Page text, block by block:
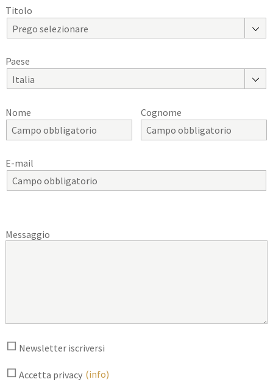
Titolo
Prego selezionare
Paese
Italia
Nome Cognome
E-mail
Messaggio
Newsletter iscriversi
Accetta privacy (info)